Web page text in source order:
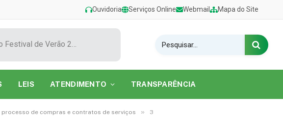
Ouvidoria Serviços Online Webmail Mapa do Site
Show de Tarcísio do Acordeon encerra o Festival de Verão 2026 na Praia do Caripi
LEIS ATENDIMENTO TRANSPARÊNCIA
de compras e contratos de serviços » 3